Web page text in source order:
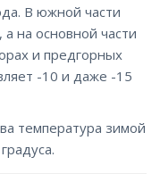
В южной части
на основной части
и предгорных
-10 и даже -15
температура зимой